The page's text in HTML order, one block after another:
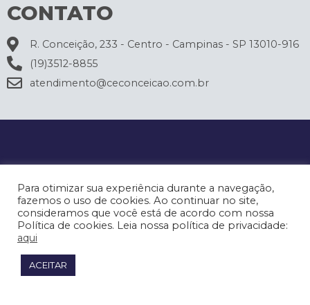
CONTATO
R. Conceição, 233 - Centro - Campinas - SP 13010-916
(19)3512-8855
atendimento@ceconceicao.com.br
Para otimizar sua experiência durante a navegação,
fazemos o uso de cookies. Ao continuar no site,
consideramos que você está de acordo com nossa
Política de cookies. Leia nossa política de privacidade:
aqui
ACEITAR